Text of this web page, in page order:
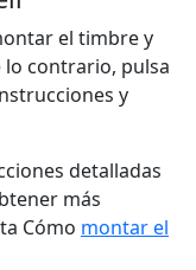
el timbre y
lo contrario, pulsa
y
detalladas
más
Cómo montar el